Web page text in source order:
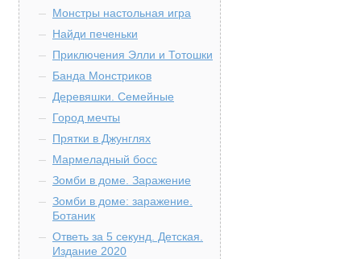
Монстры настольная игра
Найди печеньки
Приключения Элли и Тотошки
Банда Монстриков
Деревяшки. Семейные
Город мечты
Прятки в Джунглях
Мармеладный босс
Зомби в доме. Заражение
Зомби в доме: заражение.
Ботаник
Ответь за 5 секунд. Детская.
Издание 2020